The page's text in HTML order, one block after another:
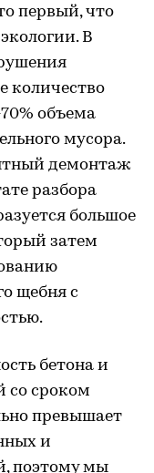
первый, что
В
количество
объема
мусора.
демонтаж
разбора
большое
затем
щебня с
бетона и
со сроком
превышает
и
поэтому мы